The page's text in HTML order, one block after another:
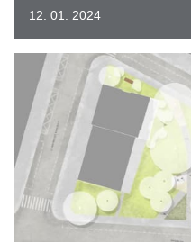
12. 01. 2024